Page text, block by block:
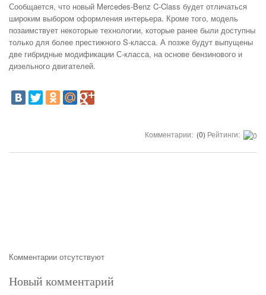
Сообщается, что новый Mercedes-Benz C-Class будет отличаться
широким выбором оформления интерьера. Кроме того, модель
позаимствует некоторые технологии, которые ранее были доступны
только для более престижного S-класса. А позже будут выпущены
две гибридные модификации С-класса, на основе бензинового и
дизельного двигателей.
Комментарии: (0) Рейтинги:
Комментарии отсутствуют
Новый комментарий